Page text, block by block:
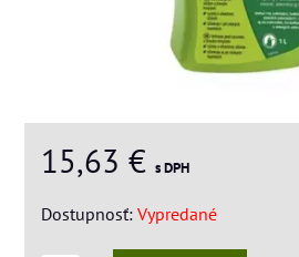
15,63 € s DPH
Dostupnosť: Vypredané